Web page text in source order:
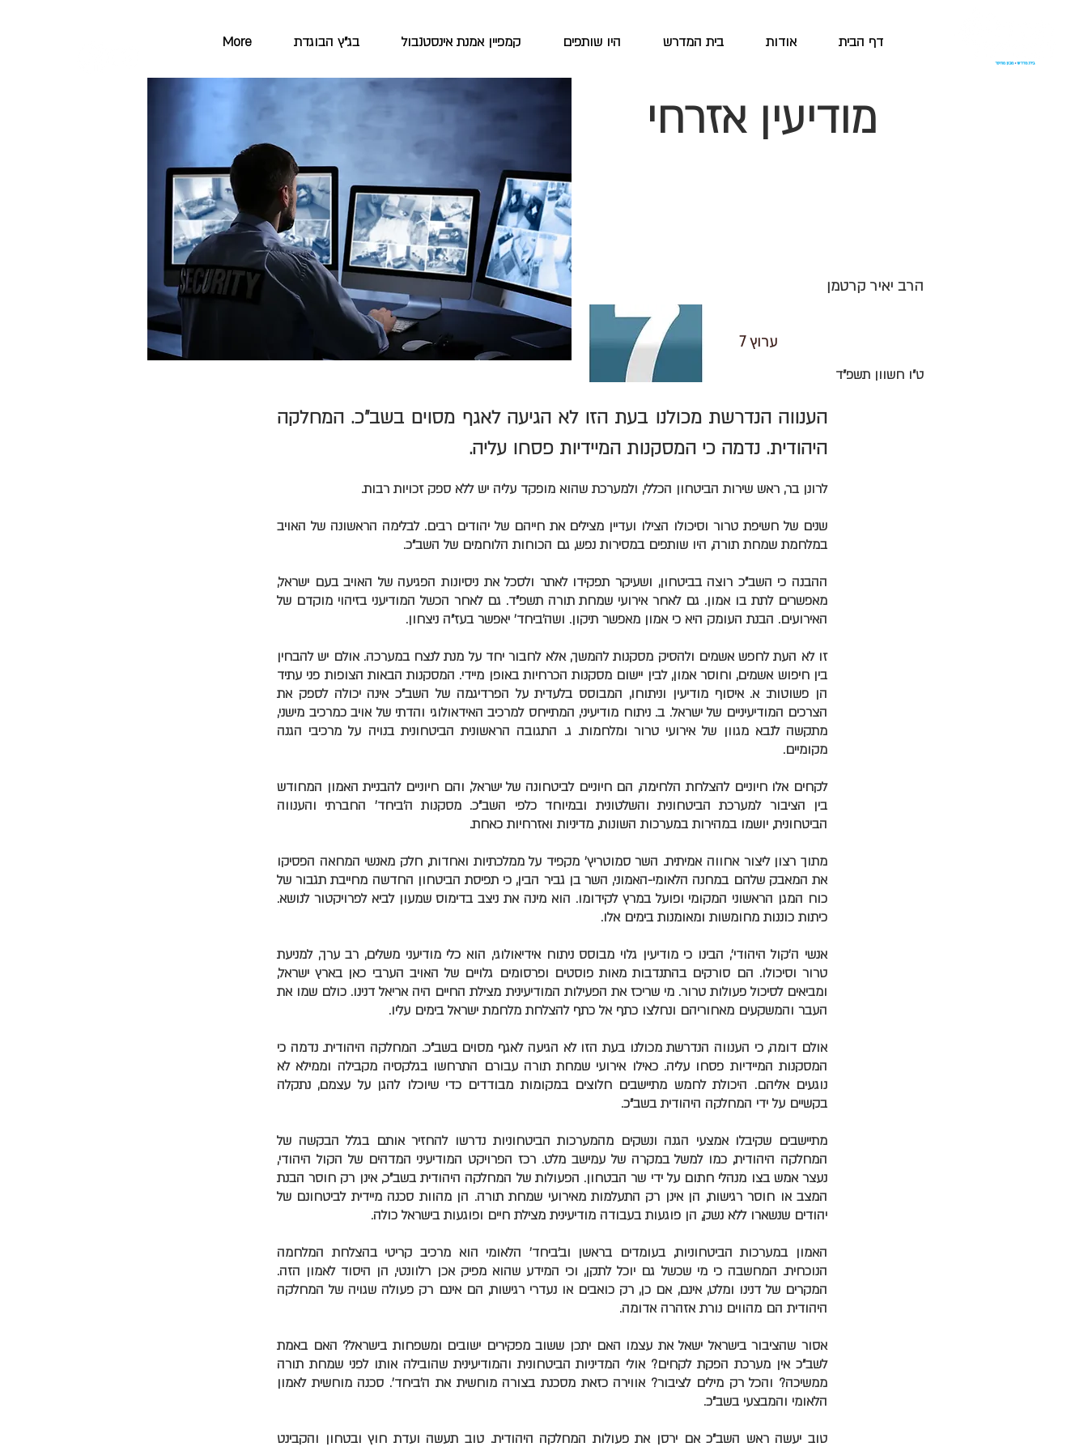
דף הבית אודות בית המדרש היו שותפים קמפיין אמנת אינסטנבול בג"ץ הבוגדת More
מודיעין אזרחי
הרב יאיר קרטמן
ערוץ 7
ט"ו חשוון תשפ"ד
הענווה הנדרשת מכולנו בעת הזו לא הגיעה לאגף מסוים בשב"כ. המחלקה
היהודית. נדמה כי המסקנות המיידיות פסחו עליה.
לרונן בר, ראש שירות הביטחון הכללי, ולמערכת שהוא מופקד עליה יש ללא ספק זכויות רבות.
שנים של חשיפת טרור וסיכולו הצילו ועדיין מצילים את חייהם של יהודים רבים. לבלימה הראשונה של האויב
במלחמת שמחת תורה, היו שותפים במסירות נפש, גם הכוחות הלוחמים של השב"כ.
ההבנה כי השב"כ רוצה בביטחון, ושעיקר תפקידו לאתר ולסכל את ניסיונות הפגיעה של האויב בעם ישראל,
מאפשרים לתת בו אמון. גם לאחר אירועי שמחת תורה תשפ"ד. גם לאחר הכשל המודיעני בזיהוי מוקדם של
האירועים. הבנת העומק היא כי אמון מאפשר תיקון. ושה'ביחד' יאפשר בעז"ה ניצחון.
זו לא העת לחפש אשמים ולהסיק מסקנות להמשך, אלא לחבור יחד על מנת לנצח במערכה. אולם יש להבחין
בין חיפוש אשמים, וחוסר אמון, לבין יישום מסקנות הכרחיות באופן מיידי. המסקנות הבאות הצופות פני עתיד
הן פשוטות: א. איסוף מודיעין וניתוחו, המבוסס בלעדית על הפרדיגמה של השב"כ אינה יכולה לספק את
הצרכים המודיעיניים של ישראל. ב. ניתוח מודיעיני, המתייחס למרכיב האידאולוגי והדתי של אויב כמרכיב מישני,
מתקשה לנבא מגוון של אירועי טרור ומלחמות. ג. התגובה הראשונית הביטחונית בנויה על מרכיבי הגנה
מקומיים.
לקחים אלו חיוניים להצלחת הלחימה, הם חיוניים לביטחונה של ישראל, והם חיוניים להבניית האמון המחודש
בין הציבור למערכת הביטחונית והשלטונית ובמיוחד כלפי השב"כ. מסקנות ה'ביחד' החברתי והענווה
הביטחונית, יושמו במהירות במערכות השונות, מדיניות ואזרחיות כאחת.
מתוך רצון ליצור אחווה אמיתית. השר סמוטריץ' מקפיד על ממלכתיות ואחדות, חלק מאנשי המחאה הפסיקו
את המאבק שלהם במחנה הלאומי-האמוני, השר בן גביר הבין, כי תפיסת הביטחון החדשה מחייבת תגבור של
כוח המגן הראשוני המקומי ופועל במרץ לקידומו. הוא מינה את ניצב בדימוס שמעון לביא לפרויקטור לנושא.
כיתות כוננות מחומשות ומאומנות בימים אלו.
אנשי ה'קול היהודי', הבינו כי מודיעין גלוי מבוסס ניתוח אידיאולוגי, הוא כלי מודיעני משלים, רב ערך, למניעת
טרור וסיכולו. הם סורקים בהתנדבות מאות פוסטים ופרסומים גלויים של האויב הערבי כאן בארץ ישראל,
ומביאים לסיכול פעולות טרור. מי שריכז את הפעילות המודיעינית מצילת החיים היה אריאל דנינו. כולם שמו את
העבר והמשקעים מאחוריהם ונחלצו כתף אל כתף להצלחת מלחמת ישראל בימים עליו.
אולם דומה, כי הענווה הנדרשת מכולנו בעת הזו לא הגיעה לאגף מסוים בשב"כ. המחלקה היהודית. נדמה כי
המסקנות המיידיות פסחו עליה. כאילו אירועי שמחת תורה עבורם התרחשו בגלקסיה מקבילה וממילא לא
נוגעים אליהם. היכולת לחמש מתיישבים חלוצים במקומות מבודדים כדי שיוכלו להגן על עצמם, נתקלה
בקשיים על ידי המחלקה היהודית בשב"כ.
מתיישבים שקיבלו אמצעי הגנה ונשקים מהמערכות הביטחוניות נדרשו להחזיר אותם בגלל הבקשה של
המחלקה היהודית, כמו למשל במקרה של עמישב מלט. רכז הפרויקט המודיעיני המדהים של הקול היהודי,
נעצר אמש בצו מנהלי חתום על ידי שר הבטחון. הפעולות של המחלקה היהודית בשב"כ, אינן רק חוסר הבנת
המצב או חוסר רגישות, הן אינן רק התעלמות מאירועי שמחת תורה. הן מהוות סכנה מיידית לביטחונם של
יהודים שנשארו ללא נשק, הן פוגעות בעבודה מודיעינית מצילת חיים ופוגעות בישראל כולה.
האמון במערכות הביטחוניות, בעומדים בראשן וב'ביחד' הלאומי הוא מרכיב קריטי בהצלחת המלחמה
הנוכחית. המחשבה כי מי שכשל גם יוכל לתקן, וכי המידע שהוא מפיק אכן רלוונטי, הן היסוד לאמון הזה.
המקרים של דנינו ומלט, אינם, אם כן, רק כואבים או נעדרי רגישות, הם אינם רק פעולה שגויה של המחלקה
היהודית הם מהווים נורת אזהרה אדומה.
אסור שהציבור בישראל ישאל את עצמו האם יתכן ששוב מפקירים ישובים ומשפחות בישראל? האם באמת
לשב"כ אין מערכת הפקת לקחים? אולי המדיניות הביטחונית והמודיעינית שהובילה אותו לפני שמחת תורה
ממשיכה? והכל רק מילים לציבור? אווירה כזאת מסכנת בצורה מוחשית את ה'ביחד'. סכנה מוחשית לאמון
הלאומי והמבצעי בשב"כ.
טוב יעשה ראש השב"כ אם ירסן את פעולות המחלקה היהודית. טוב תעשה ועדת חוץ ובטחון והקבינט